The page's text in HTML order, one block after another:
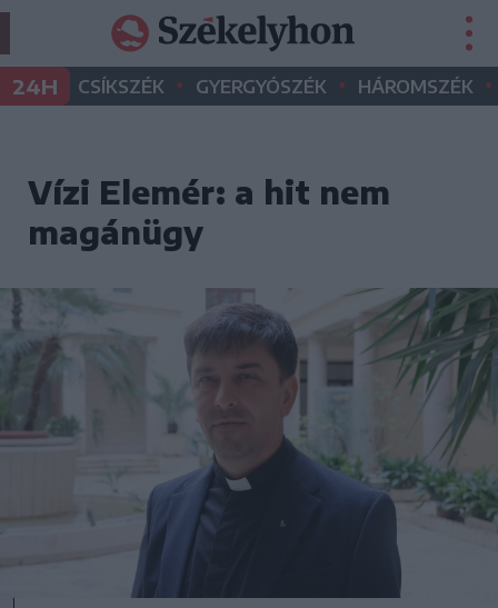
24H CSÍKSZÉK • GYERGYÓSZÉK • HÁROMSZÉK •
Vízi Elemér: a hit nem
magánügy